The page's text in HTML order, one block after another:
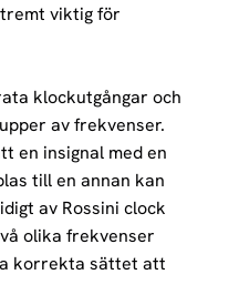
viktig för
klockutgångar och
av frekvenser.
en insignal med en
till en annan kan
av Rossini clock
olika frekvenser
korrekta sättet att